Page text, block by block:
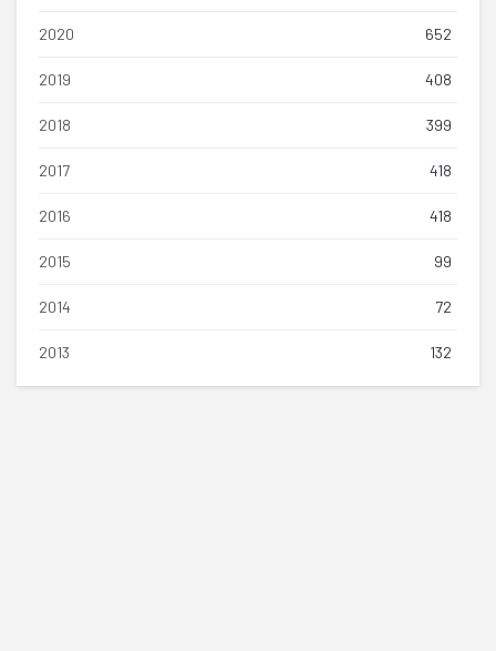
2020 652
2019 408
2018 399
2017 418
2016 418
2015 99
2014 72
2013 132